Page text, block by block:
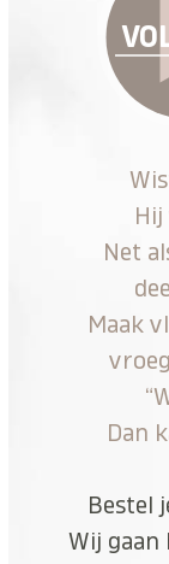
Hij
Net
Maak
Dan
Bestel
Wij gaan